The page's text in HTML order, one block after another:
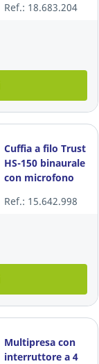
Ref.: 18.683.204
Cuffia a filo Trust
HS-150 binaurale
con microfono
Ref.: 15.642.998
Multipresa con
interruttore a 4